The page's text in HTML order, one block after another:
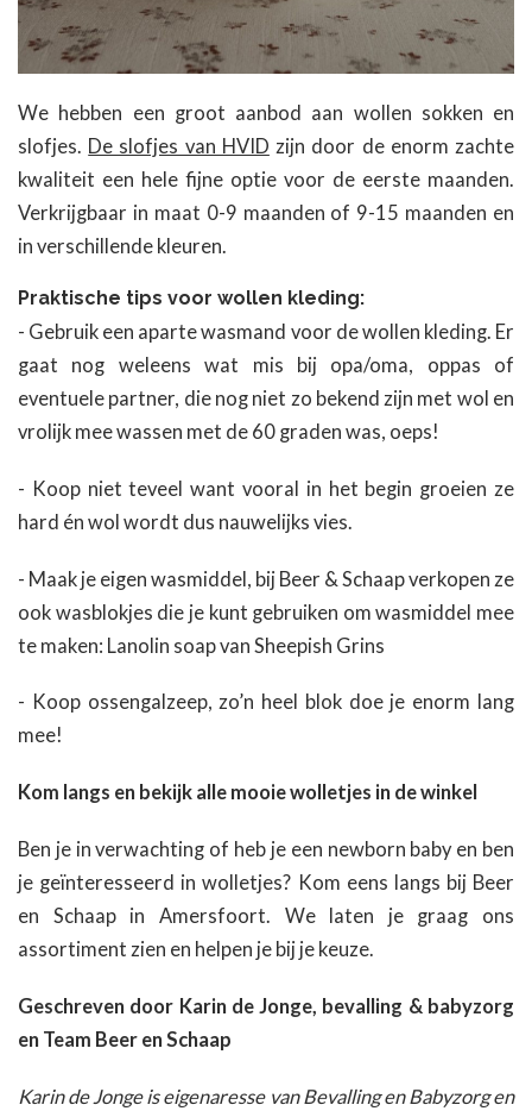
We hebben een groot aanbod aan wollen sokken en
slofjes. De slofjes van HVID zijn door de enorm zachte
kwaliteit een hele fijne optie voor de eerste maanden.
Verkrijgbaar in maat 0-9 maanden of 9-15 maanden en
in verschillende kleuren.
Praktische tips voor wollen kleding:
- Gebruik een aparte wasmand voor de wollen kleding. Er
gaat nog weleens wat mis bij opa/oma, oppas of
eventuele partner, die nog niet zo bekend zijn met wol en
vrolijk mee wassen met de 60 graden was, oeps!
- Koop niet teveel want vooral in het begin groeien ze
hard én wol wordt dus nauwelijks vies.
- Maak je eigen wasmiddel, bij Beer & Schaap verkopen ze
ook wasblokjes die je kunt gebruiken om wasmiddel mee
te maken: Lanolin soap van Sheepish Grins
- Koop ossengalzeep, zo’n heel blok doe je enorm lang
mee!
Kom langs en bekijk alle mooie wolletjes in de winkel
Ben je in verwachting of heb je een newborn baby en ben
je geïnteresseerd in wolletjes? Kom eens langs bij Beer
en Schaap in Amersfoort. We laten je graag ons
assortiment zien en helpen je bij je keuze.
Geschreven door Karin de Jonge, bevalling & babyzorg
en Team Beer en Schaap
Karin de Jonge is eigenaresse van Bevalling en Babyzorg en